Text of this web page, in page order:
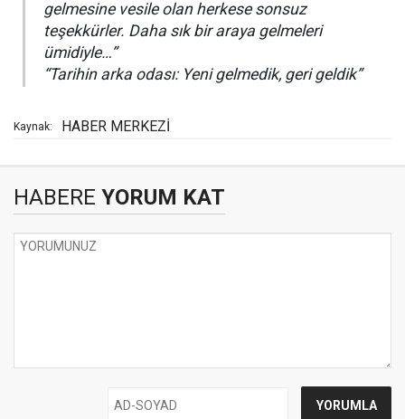
gelmesine vesile olan herkese sonsuz
teşekkürler. Daha sık bir araya gelmeleri
ümidiyle…”
“Tarihin arka odası: Yeni gelmedik, geri geldik”
Kaynak: HABER MERKEZİ
HABERE YORUM KAT